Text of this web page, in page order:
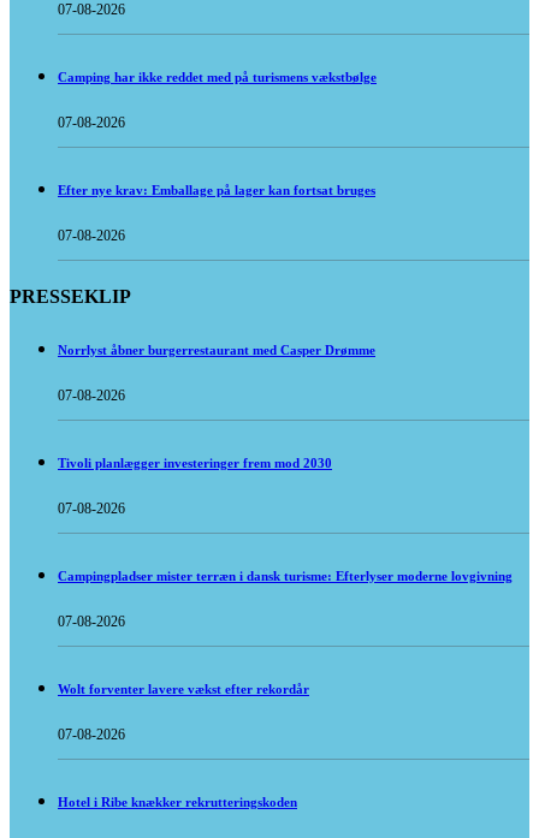
07-08-2026
Camping har ikke reddet med på turismens vækstbølge
07-08-2026
Efter nye krav: Emballage på lager kan fortsat bruges
07-08-2026
PRESSEKLIP
Norrlyst åbner burgerrestaurant med Casper Drømme
07-08-2026
Tivoli planlægger investeringer frem mod 2030
07-08-2026
Campingpladser mister terræn i dansk turisme: Efterlyser moderne lovgivning
07-08-2026
Wolt forventer lavere vækst efter rekordår
07-08-2026
Hotel i Ribe knækker rekrutteringskoden